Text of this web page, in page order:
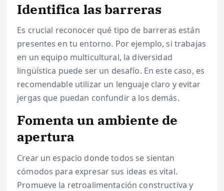
Identifica las barreras
Es crucial reconocer qué tipo de barreras están
presentes en tu entorno. Por ejemplo, si trabajas
en un equipo multicultural, la diversidad
lingüística puede ser un desafío. En este caso, es
recomendable utilizar un lenguaje claro y evitar
jergas que puedan confundir a los demás.
Fomenta un ambiente de
apertura
Crear un espacio donde todos se sientan
cómodos para expresar sus ideas es vital.
Promueve la retroalimentación constructiva y